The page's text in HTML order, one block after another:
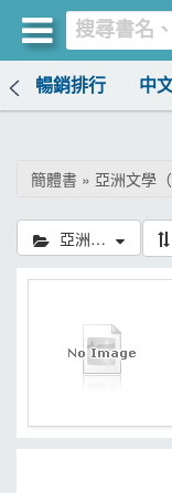
暢銷排行 中
簡體書 » 亞洲文學
亞洲文學
買書
書店暢銷榜
簡體書
外文書